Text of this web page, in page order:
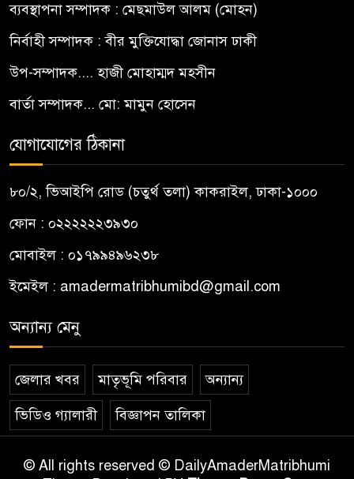
ব্যবস্থাপনা সম্পাদক : মেছমাউল আলম (মোহন)
নির্বাহী সম্পাদক : বীর মুক্তিযোদ্ধা জোনাস ঢাকী
উপ-সম্পাদক.... হাজী মোহাম্মদ মহসীন
বার্তা সম্পাদক... মো: মামুন হোসেন
যোগাযোগের ঠিকানা
৮০/২, ভিআইপি রোড (চতুর্থ তলা) কাকরাইল, ঢাকা-১০০০
ফোন : ০২২২২২২৩৯৩০
মোবাইল : ০১৭৯৯৪৯৬২৩৮
ইমেইল : amadermatribhumibd@gmail.com
অন্যান্য মেনু
জেলার খবর মাতৃভূমি পরিবার অন্যান্য
ভিডিও গ্যালারী বিজ্ঞাপন তালিকা
© All rights reserved © DailyAmaderMatribhumi